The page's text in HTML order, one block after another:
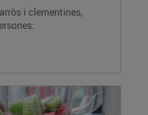
i clementines,